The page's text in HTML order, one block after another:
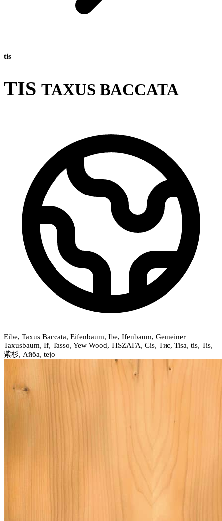
tis
TIS TAXUS BACCATA
Eibe, Taxus Baccata, Eifenbaum, Ibe, Ifenbaum, Gemeiner
Taxusbaum, If, Tasso, Yew Wood, TISZAFA, Cis, Тис, Tisa, tis, Tis,
紫杉, Айба, tejo